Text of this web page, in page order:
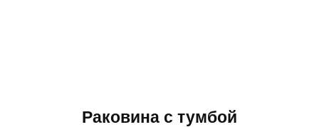
Раковина с тумбой